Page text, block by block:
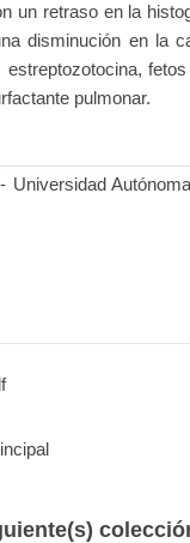
un retraso en la
disminución en la
pulmonar.